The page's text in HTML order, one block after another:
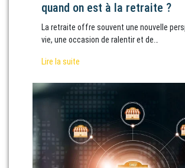
quand on est à la retraite ?
La retraite offre souvent une nouvelle
vie, une occasion de ralentir et de…
Lire la suite